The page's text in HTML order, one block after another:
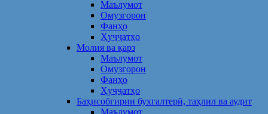
Маълумот
Омузгорон
Фанҳо
Ҳуҷҷатҳо
Молия ва қарз
Маълумот
Омузгорон
Фанҳо
Ҳуҷҷатҳо
Баҳисобгирии бухгалтерӣ, таҳлил ва аудит
Маълумот